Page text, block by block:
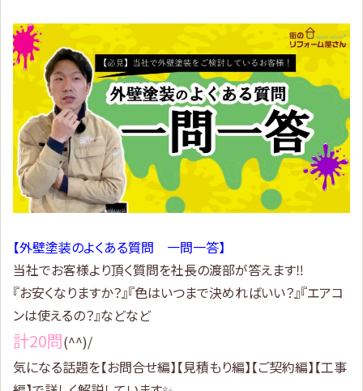
【外壁塗装のよくある質問 一問一答】
当社でお客様より頂く質問を社長の渡部が答えます‼
『お安くなりますか？』『色はいつまで決めればいい？』『エアコ
ンは使えるの？』などなど
計20問(^^)/
気になる話題を【お問合せ編】【見積もり編】【ご契約編】【工事